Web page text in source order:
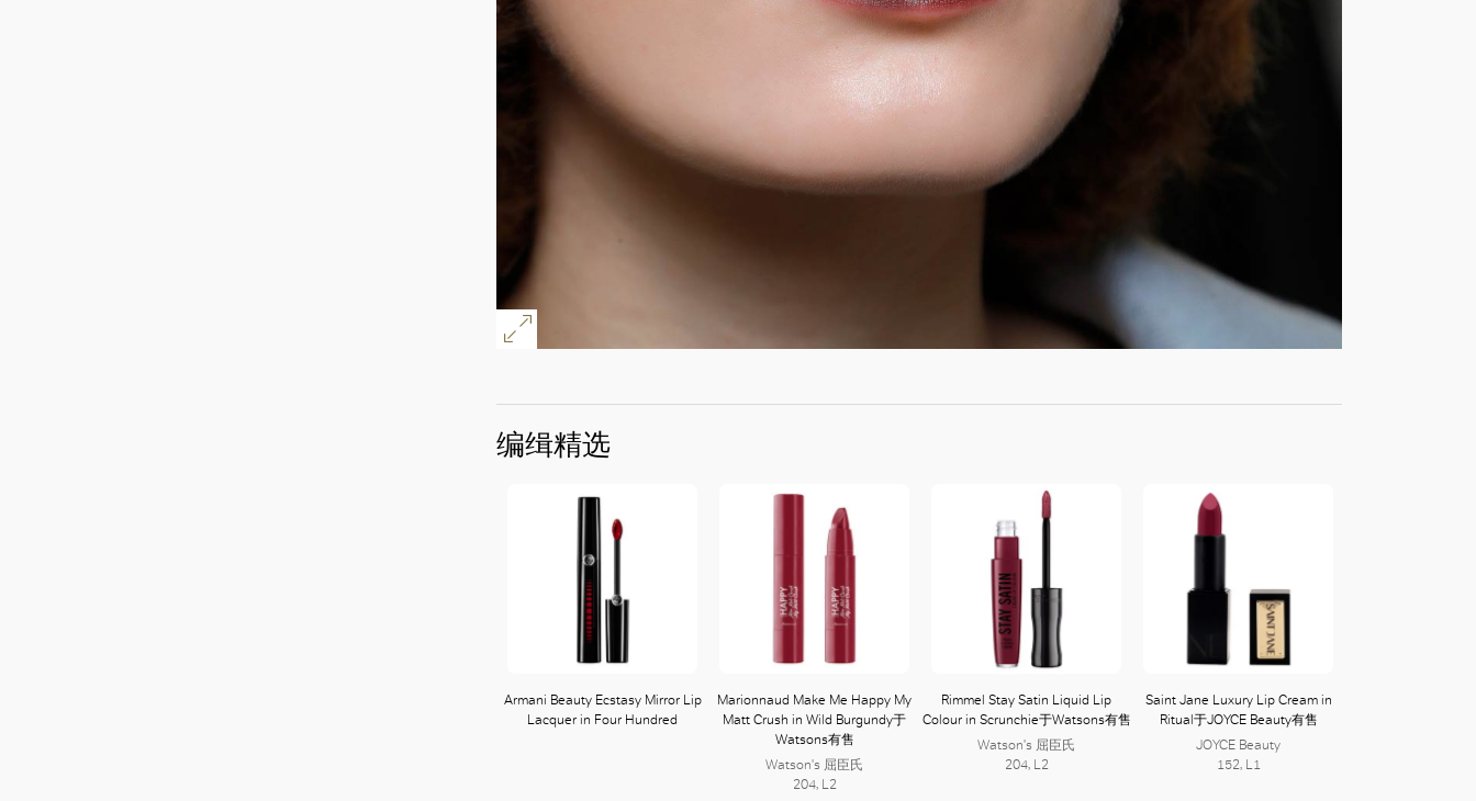
编缉精选
Armani Beauty Ecstasy Mirror Lip
Lacquer in Four Hundred
Marionnaud Make Me Happy My
Matt Crush in Wild Burgundy于
Watsons有售
Watson's 屈臣氏
204, L2
Rimmel Stay Satin Liquid Lip
Colour in Scrunchie于Watsons有售
Watson's 屈臣氏
204, L2
Saint Jane Luxury Lip Cream in
Ritual于JOYCE Beauty有售
JOYCE Beauty
152, L1